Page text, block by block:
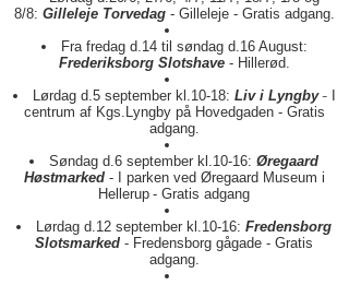
8/8: Gilleleje Torvedag - Gilleleje - Gratis adgang.
Fra fredag d.14 til søndag d.16 August:
Frederiksborg Slotshave - Hillerød.
Lørdag d.5 september kl.10-18: Liv i Lyngby-I
centrum af Kgs.Lyngby på Hovedgaden - Gratis
adgang.
Søndag d.6 september kl.10-16: Øregaard
Høstmarked- I parken ved Øregaard Museum i
Hellerup - Gratis adgang
Lørdag d.12 september kl.10-16: Fredensborg
Slotsmarked - Fredensborg gågade - Gratis
adgang.